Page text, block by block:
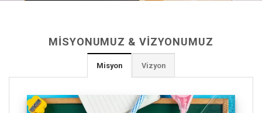
MISYONUMUZ & VIZYONUMUZ
Misyon Vizyon